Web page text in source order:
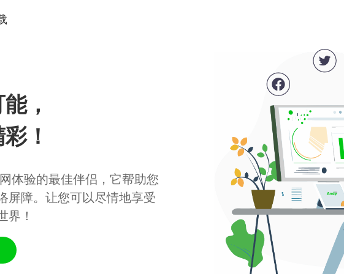
，
！
体验的最佳伴侣，它帮助您
屏障。让您可以尽情地享受
界！